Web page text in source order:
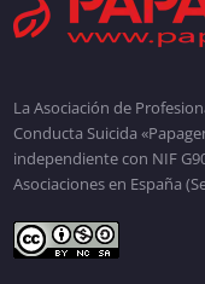
La Asociación de
Conducta Suicida
independiente con NIF
Asociaciones en España